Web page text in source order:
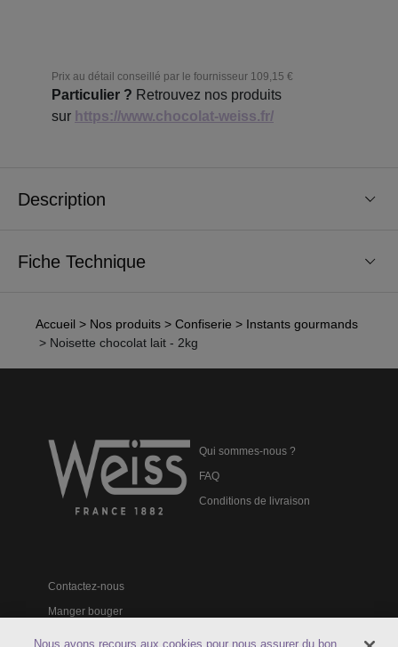
Prix au détail conseillé par le fournisseur 109,15 €
Particulier ? Retrouvez nos produits
sur https://www.chocolat-weiss.fr/
Description
Fiche Technique
Accueil > Nos produits > Confiserie > Instants gourmands
> Noisette chocolat lait - 2kg
Qui sommes-nous ?
FAQ
Conditions de livraison
Contactez-nous
Manger bouger
Nous avons recours aux cookies pour nous assurer du bon